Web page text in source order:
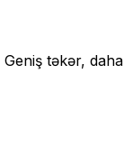
Geniş təkər,